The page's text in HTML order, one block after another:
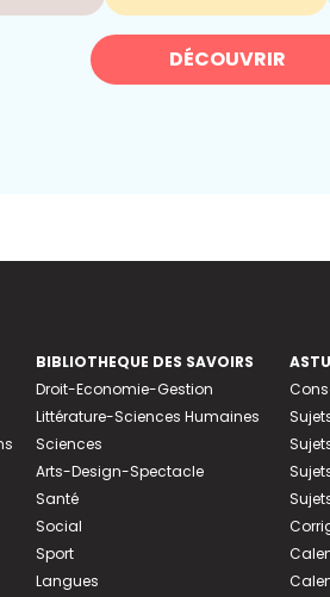
DÉCOUVRIR
BIBLIOTHEQUE DES SAVOIRS
Droit-Economie-Gestion
Littérature-Sciences Humaines
Sciences
Arts-Design-Spectacle
Santé
Social
Sport
Langues